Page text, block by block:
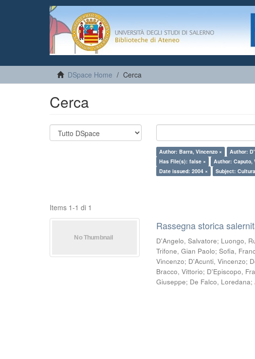
DSpace Home Cerca
Cerca
Author: Barra, Vincenzo × Author:
Has File(s): false ×
Author: Caputo,
Date issued: 2004 ×
Subject:
Items 1-1 di 1
Rassegna storica
D'Angelo, Salvatore; Luongo,
Trifone, Gian Paolo;Sofia,
Vincenzo; D'Acunti, Vincenzo;
Bracco, Vittorio; D'Episcopo,
Giuseppe; De Falco, Loredana;